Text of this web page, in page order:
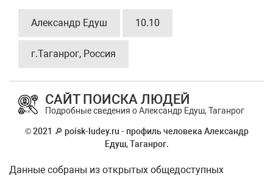
Александр Едуш 10.10
г.Таганрог, Россия
САЙТ ПОИСКА ЛЮДЕЙ
Подробные сведения о Александр Едуш, Таганрог
© 2021 🔎 poisk-ludey.ru - профиль человека Александр
Едуш, Таганрог.
Данные собраны из открытых общедоступных